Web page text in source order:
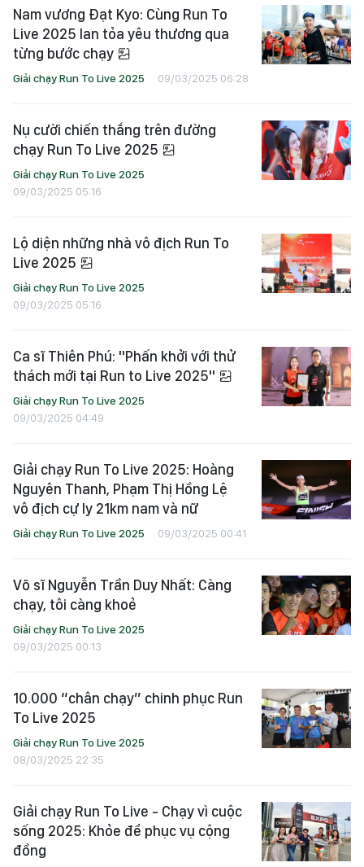
Nam vương Đạt Kyo: Cùng Run To
Live 2025 lan tỏa yêu thương qua
từng bước chạy
Giải chạy Run To Live 2025 09/03/2025 06:28
Nụ cười chiến thắng trên đường
chạy Run To Live 2025
Giải chạy Run To Live 2025
09/03/2025 05:16
Lộ diện những nhà vô địch Run To
Live 2025
Giải chạy Run To Live 2025
09/03/2025 05:16
Ca sĩ Thiên Phú: "Phấn khởi với thử
thách mới tại Run to Live 2025"
Giải chạy Run To Live 2025
09/03/2025 04:49
Giải chạy Run To Live 2025: Hoàng
Nguyên Thanh, Phạm Thị Hồng Lệ
vô địch cự ly 21km nam và nữ
Giải chạy Run To Live 2025 09/03/2025 00:41
Võ sĩ Nguyễn Trần Duy Nhất: Càng
chạy, tôi càng khoẻ
Giải chạy Run To Live 2025
09/03/2025 00:13
10.000 “chân chạy” chinh phục Run
To Live 2025
Giải chạy Run To Live 2025
08/03/2025 22:35
Giải chạy Run To Live - Chạy vì cuộc
sống 2025: Khỏe để phục vụ cộng
đồng